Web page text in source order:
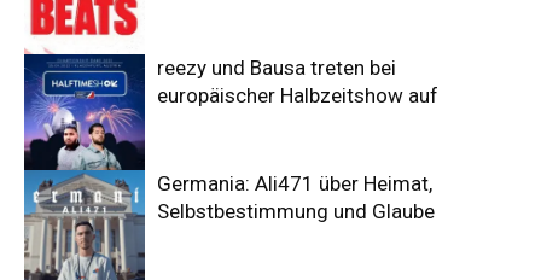
reezy und Bausa treten bei
europäischer Halbzeitshow auf
Germania: Ali471 über Heimat,
Selbstbestimmung und Glaube